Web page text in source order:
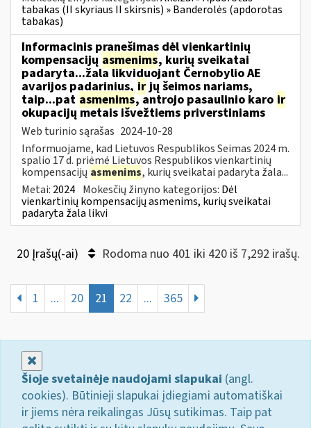
tabakas (II skyriaus II skirsnis) » Banderolės (apdorotas
tabakas)
Informacinis pranešimas dėl vienkartinių
kompensacijų asmenims, kurių sveikatai
padaryta...žala likviduojant Černobylio AE
avarijos padarinius, irjų šeimos nariams,
taip...pat asmenims, antrojo pasaulinio karo ir
okupacijų metais išvežtiems priverstiniams
Web turinio sąrašas 2024-10-28
Informuojame, kad Lietuvos Respublikos Seimas 2024 m.
spalio 17 d. priėmė Lietuvos Respublikos vienkartinių
kompensacijų asmenims, kurių sveikatai padaryta žala...
Metai: 2024 Mokesčių žinyno kategorijos: Dėl
vienkartinių kompensacijų asmenims, kurių sveikatai
padaryta žala likvi
20 Įrašų(-ai) Rodoma nuo 401 iki 420 iš 7,292 irašų.
1 ... 20 21 22 ... 365
Šioje svetainėje naudojami slapukai (angl.
cookies). Būtinieji slapukai įdiegiami automatiškai
ir jiems nėra reikalingas Jūsų sutikimas. Taip pat